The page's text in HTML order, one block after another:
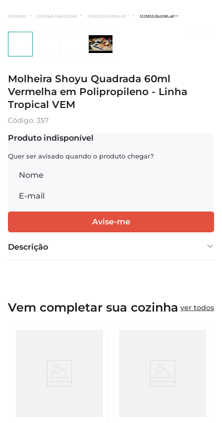
MOLHEIRAS Molheiras Shoyu Molheira Shoyu Quadrada 60ml Vermelha em Polipropileno - Linha Tropical VEM
Molheira Shoyu Quadrada 60ml
Vermelha em Polipropileno - Linha
Tropical VEM
: 357
Descrição
Vem completar sua cozinha ver todos